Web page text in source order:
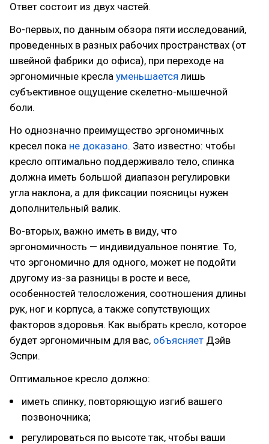
Ответ состоит из двух частей.
Во-первых, по данным обзора пяти исследований,
проведенных в разных рабочих пространствах (от
швейной фабрики до офиса), при переходе на
эргономичные кресла уменьшается лишь
субъективное ощущение скелетно-мышечной
боли.
Но однозначно преимущество эргономичных
кресел пока не доказано. Зато известно: чтобы
кресло оптимально поддерживало тело, спинка
должна иметь большой диапазон регулировки
угла наклона, а для фиксации поясницы нужен
дополнительный валик.
Во-вторых, важно иметь в виду, что
эргономичность — индивидуальное понятие. То,
что эргономично для одного, может не подойти
другому из-за разницы в росте и весе,
особенностей телосложения, соотношения длины
рук, ног и корпуса, а также сопутствующих
факторов здоровья. Как выбрать кресло, которое
будет эргономичным для вас, объясняет Дэйв
Эспри.
Оптимальное кресло должно:
иметь спинку, повторяющую изгиб вашего
позвоночника;
регулироваться по высоте так, чтобы ваши